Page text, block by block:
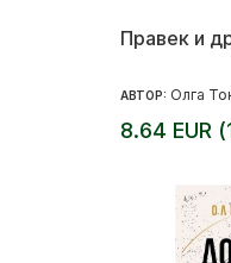
Правек и
АВТОР: Олга
8.64 EUR